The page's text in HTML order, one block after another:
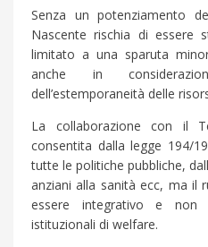
Senza un potenziamento
Nascente rischia di essere
limitato a una sparuta
anche in
dell’estemporaneità delle
La collaborazione con il
consentita dalla legge 194/
tutte le politiche pubbliche,
anziani alla sanità ecc, ma il
essere integrativo e non
istituzionali di welfare.